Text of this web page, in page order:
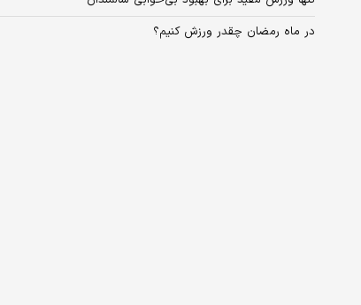
در ماه رمضان چقدر ورزش کنیم؟